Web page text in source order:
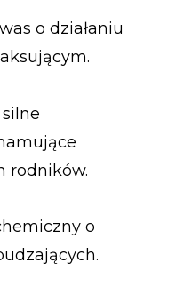
o działaniu
rodników.
o